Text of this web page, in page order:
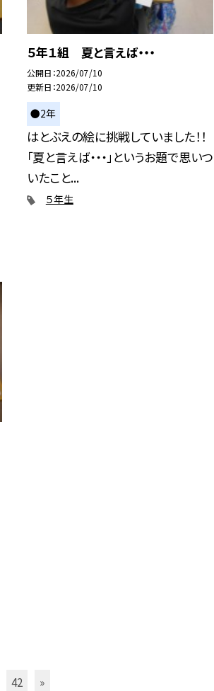
５年１組 夏と言えば・・・
公開日 2026/07/10
更新日 2026/07/10
●2年
はとぶえの絵に挑戦していました！！
「夏と言えば・・・」というお題で思いつ
いたこと...
５年生
42 »